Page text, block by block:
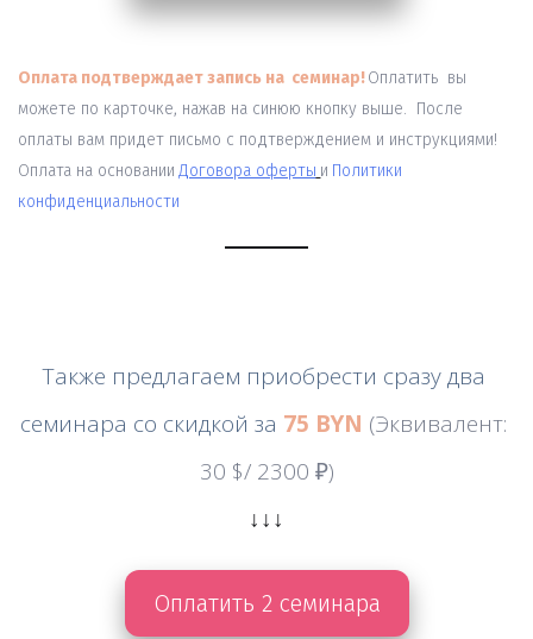
Оплата подтверждает запись на  семинар! Оплатить  вы
можете по карточке, нажав на синюю кнопку выше.  После
оплаты вам придет письмо с подтверждением и инструкциями!
Оплата на основании Договора оферты и Политики
конфиденциальности
Также предлагаем приобрести сразу два
семинара со скидкой за 75 BYN (Эквивалент:
30 $/ 2300 ₽)
↓↓↓
Оплатить 2 семинара